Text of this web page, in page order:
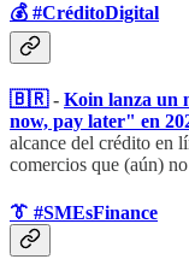
💰​ #CréditoDigital
🇧🇷- Koin lanza un
now, pay later" en
alcance del crédito en
comercios que (aún)
👔 #SMEsFinance